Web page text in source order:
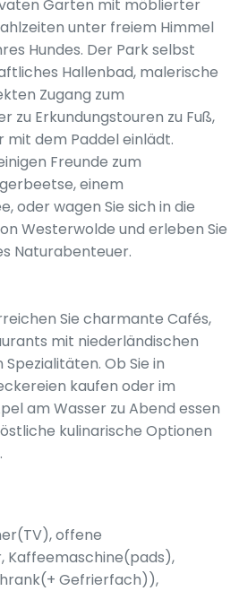
Garten mit möblierter
unter freiem Himmel
Hundes. Der Park selbst
Hallenbad, malerische
Zugang zum
zu Erkundungstouren zu Fuß,
dem Paddel einlädt.
Freunde zum
einem
oder wagen Sie sich in die
Westerwolde und erleben Sie
Naturabenteuer.
Sie charmante Cafés,
mit niederländischen
Ob Sie in
kaufen oder im
am Wasser zu Abend essen
kulinarische Optionen
offene
Kaffeemaschine(pads),
Gefrierfach)),